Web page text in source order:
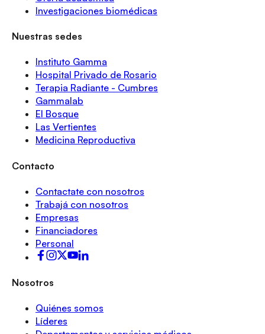
Investigaciones biomédicas
Nuestras sedes
Instituto Gamma
Hospital Privado de Rosario
Terapia Radiante - Cumbres
Gammalab
El Bosque
Las Vertientes
Medicina Reproductiva
Contacto
Contactate con nosotros
Trabajá con nosotros
Empresas
Financiadores
Personal
Nosotros
Quiénes somos
Líderes